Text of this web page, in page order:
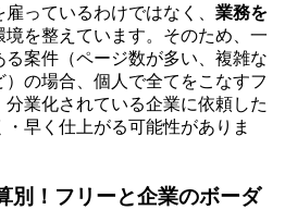
っているわけではなく、 業務を
境を整えています。そのため、一
る案件（ページ数が多い、複雑な
）の場合、個人で全てをこなすフ
分業化されている企業に依頼した
早く仕上がる可能性がありま
別！フリーと企業のボーダ